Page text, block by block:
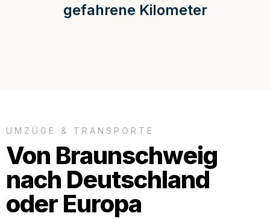
gefahrene Kilometer
UMZÜGE & TRANSPORTE
Von Braunschweig
nach Deutschland
oder Europa